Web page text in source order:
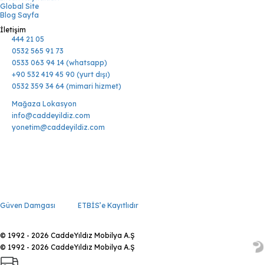
Global Site
Blog Sayfa
İletişim
444 21 05
0532 565 91 73
0533 063 94 14 (whatsapp)
+90 532 419 45 90 (yurt dışı)
0532 359 34 64 (mimari hizmet)
Mağaza Lokasyon
info@caddeyildiz.com
yonetim@caddeyildiz.com
Güven Damgası ETBİS’e Kayıtlıdır
© 1992 - 2026 CaddeYıldız Mobilya A.Ş
© 1992 - 2026 CaddeYıldız Mobilya A.Ş